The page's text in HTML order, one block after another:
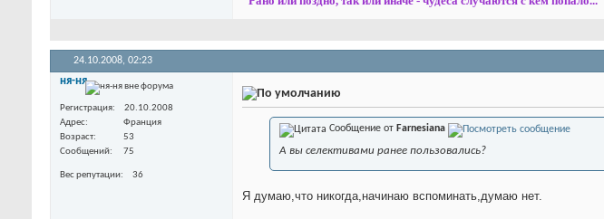
24.10.2008, 02:23
ня-ня
Регистрация
20.10.2008
Адрес
Франция
Возраст
53
Сообщений
75
Вес репутации 36
Сообщение от Farnesiana
А вы селективами ранее пользовались?
Я думаю,что никогда,начинаю вспоминать,думаю нет.